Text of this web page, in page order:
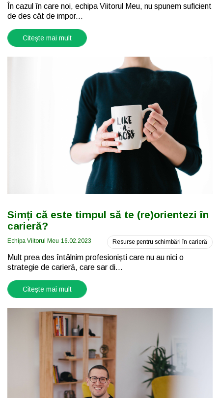
În cazul în care noi, echipa Viitorul Meu, nu spunem suficient
de des cât de impor...
Citește mai mult
Simți că este timpul să te (re)orientezi în
carieră?
Echipa Viitorul Meu 16.02.2023 Resurse pentru schimbări în carieră
Mult prea des întâlnim profesioniști care nu au nici o
strategie de carieră, care sar di...
Citește mai mult